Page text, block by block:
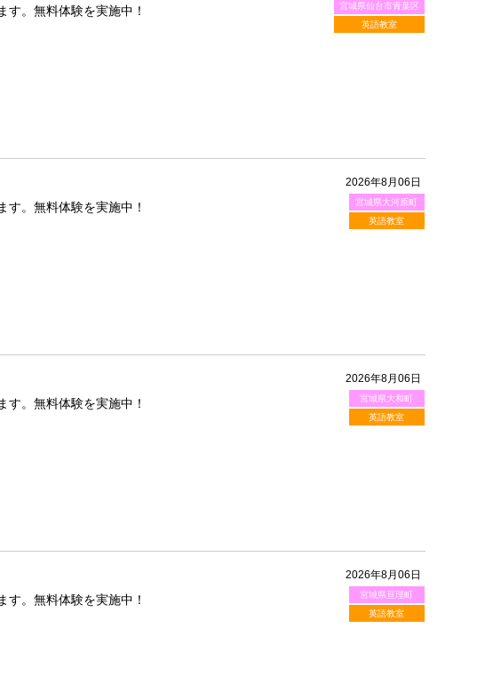
宮城県仙台市青葉区
英語教室
。無料体験を実施中！
2026年8月06日
宮城県大河原町
英語教室
。無料体験を実施中！
2026年8月06日
宮城県大和町
英語教室
。無料体験を実施中！
2026年8月06日
宮城県亘理町
英語教室
。無料体験を実施中！